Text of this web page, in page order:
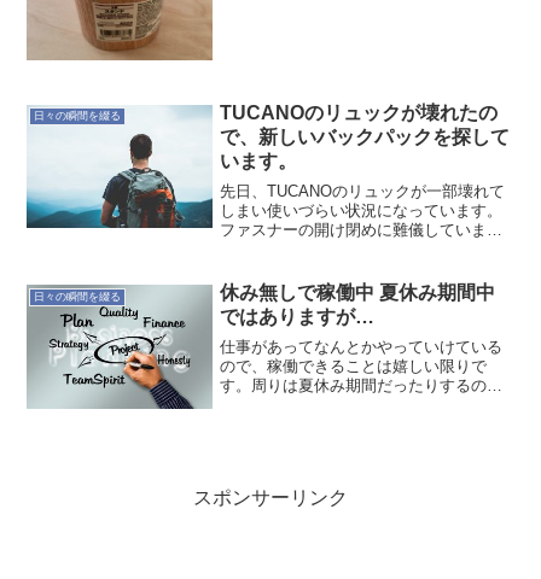
日々の瞬間を綴る
TUCANOのリュックが壊れたの
で、新しいバックパックを探して
います。
先日、TUCANOのリュックが一部壊れて
しまい使いづらい状況になっています。
ファスナーの開け閉めに難儀していま
ろな場所に行ってくれた優れたリュック
でした。ほ...
日々の瞬間を綴る
休み無しで稼働中 夏休み期間中
ではありますが…
仕事があってなんとかやっていけている
ので、稼働できることは嬉しい限りで
す。周りは夏休み期間だったりするので
スポンサーリンク